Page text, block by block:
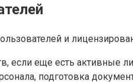
и
если еще есть активные
подготовка